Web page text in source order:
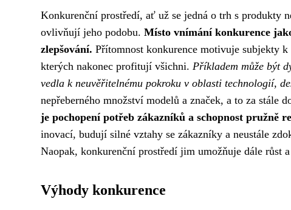
Konkurenční prostředí, ať už se jedná o trh s produkty
ovlivňují jeho podobu. Místo vnímání konkurence
zlepšování. Přítomnost konkurence motivuje subjekty
kterých nakonec profitují všichni. Příkladem může být
vedla k neuvěřitelnému pokroku v oblasti technologií,
nepřeberného množství modelů a značek, a to za stále
je pochopení potřeb zákazníků a schopnost pružně
inovací, budují silné vztahy se zákazníky a neustále
Naopak, konkurenční prostředí jim umožňuje dále růst
Výhody konkurence